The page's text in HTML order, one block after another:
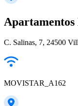
C. Salinas, 7, 24500
MOVISTAR_A162